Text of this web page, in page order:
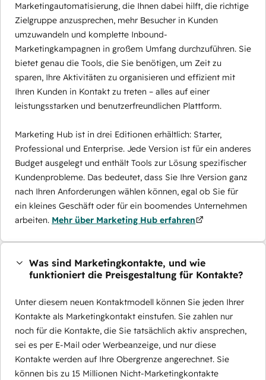
Marketingautomatisierung, die Ihnen dabei hilft, die richtige
Zielgruppe anzusprechen, mehr Besucher in Kunden
umzuwandeln und komplette Inbound-
Marketingkampagnen in großem Umfang durchzuführen. Sie
bietet genau die Tools, die Sie benötigen, um Zeit zu
sparen, Ihre Aktivitäten zu organisieren und effizient mit
Ihren Kunden in Kontakt zu treten – alles auf einer
leistungsstarken und benutzerfreundlichen Plattform.
Marketing Hub ist in drei Editionen erhältlich: Starter,
Professional und Enterprise. Jede Version ist für ein anderes
Budget ausgelegt und enthält Tools zur Lösung spezifischer
Kundenprobleme. Das bedeutet, dass Sie Ihre Version ganz
nach Ihren Anforderungen wählen können, egal ob Sie für
ein kleines Geschäft oder für ein boomendes Unternehmen
arbeiten. Mehr über Marketing Hub erfahren
Was sind Marketingkontakte, und wie
funktioniert die Preisgestaltung für Kontakte?
Unter diesem neuen Kontaktmodell können Sie jeden Ihrer
Kontakte als Marketingkontakt einstufen. Sie zahlen nur
noch für die Kontakte, die Sie tatsächlich aktiv ansprechen,
sei es per E-Mail oder Werbeanzeige, und nur diese
Kontakte werden auf Ihre Obergrenze angerechnet. Sie
können bis zu 15 Millionen Nicht-Marketingkontakte